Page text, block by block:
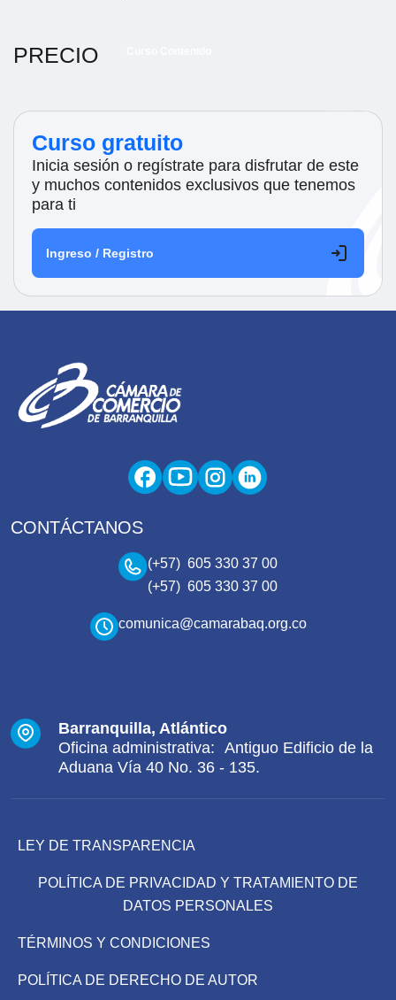
PRECIO
Curso gratuito
Inicia sesión o regístrate para disfrutar de este
y muchos contenidos exclusivos que tenemos
para ti
Ingreso / Registro
CONTÁCTANOS
(+57) 605 330 37 00
(+57) 605 330 37 00
comunica@camarabaq.org.co
Barranquilla, Atlántico
Oficina administrativa: Antiguo Edificio de la
Aduana Vía 40 No. 36 - 135.
LEY DE TRANSPARENCIA
POLÍTICA DE PRIVACIDAD Y TRATAMIENTO DE
DATOS PERSONALES
TÉRMINOS Y CONDICIONES
POLÍTICA DE DERECHO DE AUTOR